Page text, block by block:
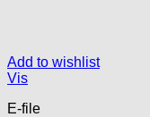
Add to wishlist
Vis
E-file